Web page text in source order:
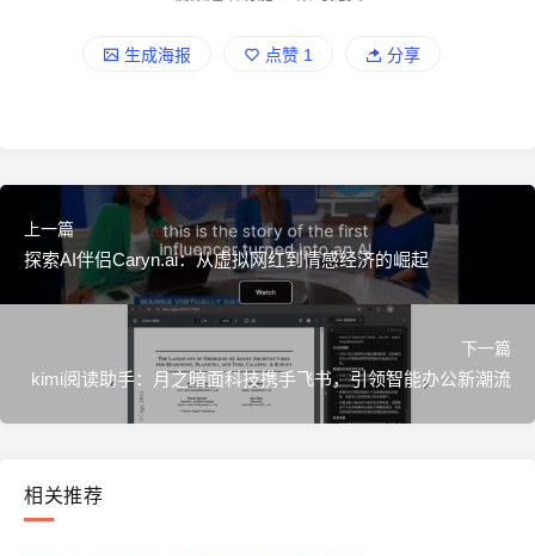
生成海报 点赞 1 分享
上一篇
探索AI伴侣Caryn.ai：从虚拟网红到情感经济的崛起
下一篇
kimi阅读助手：月之暗面科技携手飞书，引领智能办公新潮流
相关推荐